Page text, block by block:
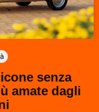
senza
amate dagli